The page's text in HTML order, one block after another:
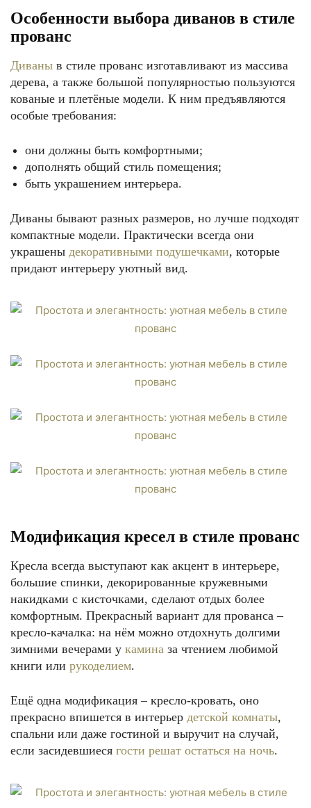
Особенности выбора диванов в стиле
прованс
Диваны в стиле прованс изготавливают из массива
дерева, а также большой популярностью пользуются
кованые и плетёные модели. К ним предъявляются
особые требования:
они должны быть комфортными;
дополнять общий стиль помещения;
быть украшением интерьера.
Диваны бывают разных размеров, но лучше подходят
компактные модели. Практически всегда они
украшены декоративными подушечками, которые
придают интерьеру уютный вид.
Модификация кресел в стиле прованс
Кресла всегда выступают как акцент в интерьере,
большие спинки, декорированные кружевными
накидками с кисточками, сделают отдых более
комфортным. Прекрасный вариант для прованса –
кресло-качалка: на нём можно отдохнуть долгими
зимними вечерами у камина за чтением любимой
книги или рукоделием.
Ещё одна модификация – кресло-кровать, оно
прекрасно впишется в интерьер детской комнаты,
спальни или даже гостиной и выручит на случай,
если засидевшиеся гости решат остаться на ночь.